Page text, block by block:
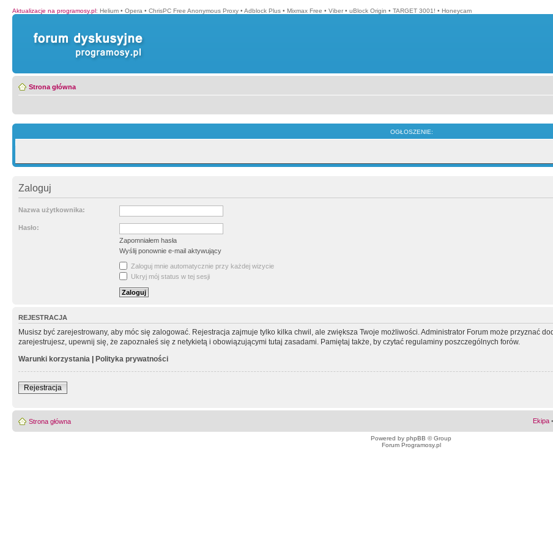
Aktualizacje na programosy.pl: Helium • Opera • ChrisPC Free Anonymous Proxy • Adblock Plus • Mixmax Free • Viber • uBlock Origin • TARGET 3001! • Honeycam
Strona główna
OGŁOSZENIE:
Zaloguj
Nazwa użytkownika:
Hasło:
Zapomniałem hasła
Wyślij ponownie e-mail aktywujący
Zaloguj mnie automatycznie przy każdej wizycie
Ukryj mój status w tej sesji
REJESTRACJA
Musisz być zarejestrowany, aby móc się zalogować. Rejestracja zajmuje tylko kilka chwil, ale zwiększa Twoje możliwości. Administrator Forum może przyznać
zarejestrujesz, upewnij się, że zapoznałeś się z netykietą i obowiązującymi tutaj zasadami. Pamiętaj także, by czytać regulaminy poszczególnych forów.
Warunki korzystania | Polityka prywatności
Rejestracja
Strona główna Ekipa •
Powered by phpBB © Group
Forum Programosy.pl